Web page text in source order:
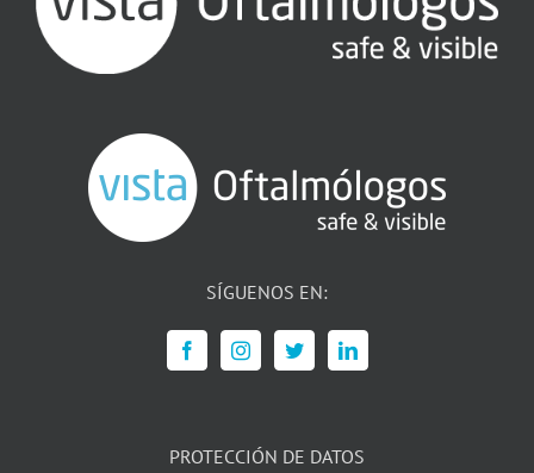
SÍGUENOS EN:
PROTECCIÓN DE DATOS